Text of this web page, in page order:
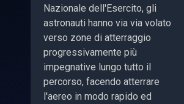
Nazionale dell'Esercito, gli
astronauti hanno via via volato
verso zone di atterraggio
progressivamente più
impegnative lungo tutto il
percorso, facendo atterrare
l'aereo in modo rapido ed